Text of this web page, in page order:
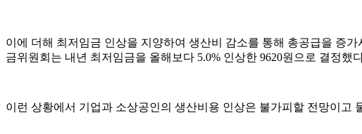
이에 더해 최저임금 인상을 지양하여 생산비 감소를 통해 총공급을 증
금위원회는 내년 최저임금을 올해보다 5.0% 인상한 9620원으로 결정했
이런 상황에서 기업과 소상공인의 생산비용 인상은 불가피할 전망이고